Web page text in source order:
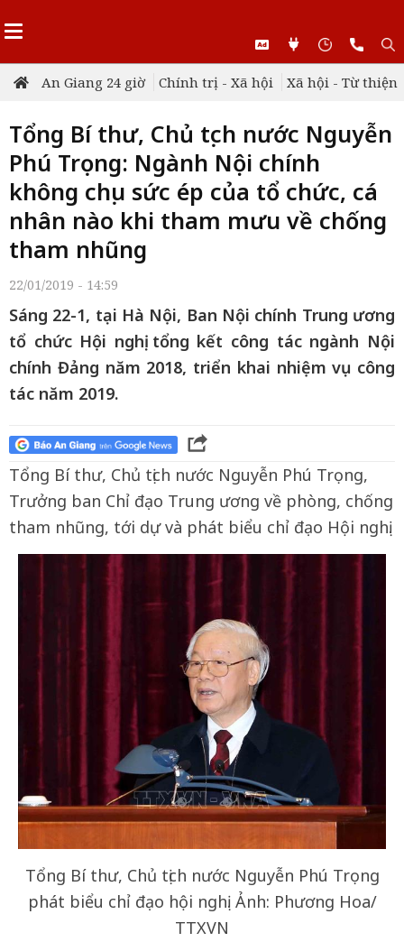
An Giang 24 giờ Chính trị - Xã hội Xã hội - Từ thiện
Tổng Bí thư, Chủ tịch nước Nguyễn
Phú Trọng: Ngành Nội chính
không chịu sức ép của tổ chức, cá
nhân nào khi tham mưu về chống
tham nhũng
22/01/2019 - 14:59
Sáng 22-1, tại Hà Nội, Ban Nội chính Trung ương
tổ chức Hội nghị tổng kết công tác ngành Nội
chính Đảng năm 2018, triển khai nhiệm vụ công
tác năm 2019.
Tổng Bí thư, Chủ tịch nước Nguyễn Phú Trọng,
Trưởng ban Chỉ đạo Trung ương về phòng, chống
tham nhũng, tới dự và phát biểu chỉ đạo Hội nghị.
Tổng Bí thư, Chủ tịch nước Nguyễn Phú Trọng
phát biểu chỉ đạo hội nghị. Ảnh: Phương Hoa/
TTXVN